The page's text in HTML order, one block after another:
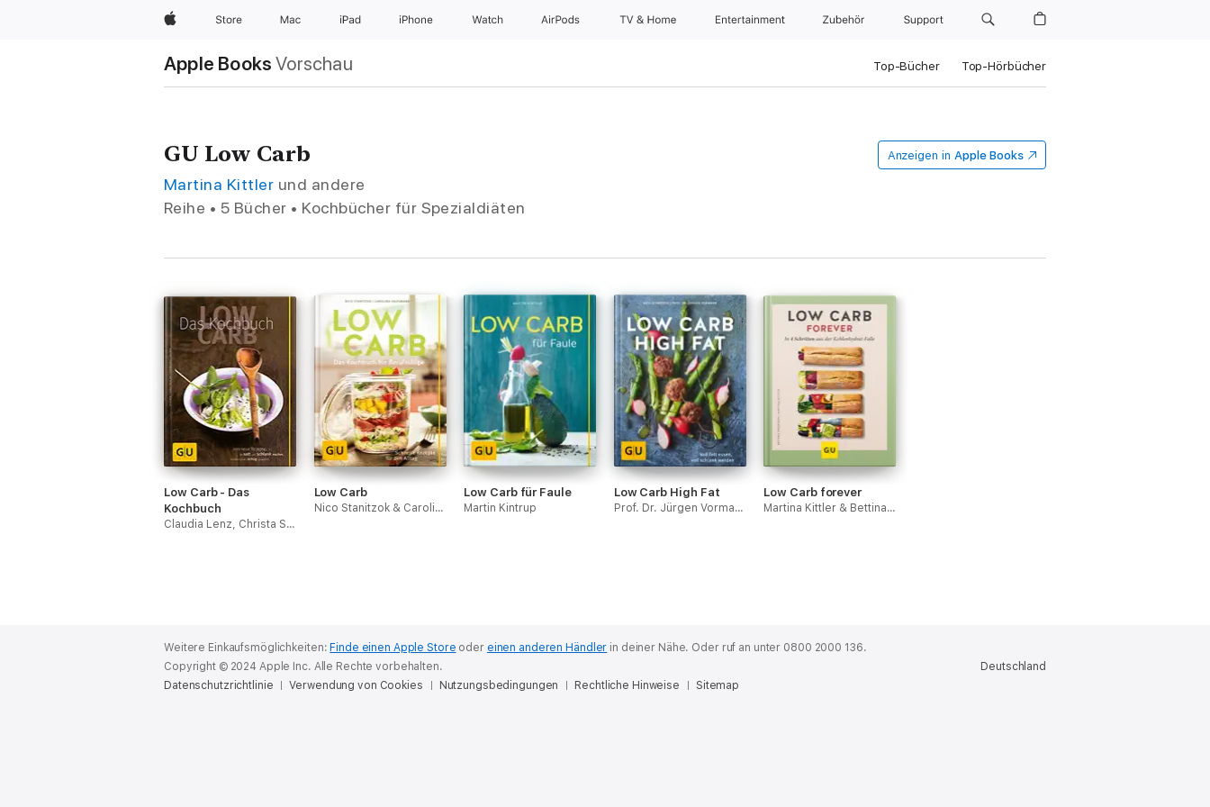
Apple Store Mac iPad iPhone Watch AirPods TV & Home Entertainment Zubehör Support
Apple Books Vorschau Top-Bücher Top-Hörbücher
GU Low Carb
Martina Kittler und andere
Reihe • 5 Bücher • Kochbücher für Spezialdiäten
Anzeigen in Apple Books
Low Carb - Das
Kochbuch
Claudia Lenz, Christa Schmedes, Doris Muliar, Gregor Velske & Elisabeth Fischer
Low Carb
Nico Stanitzok & Carolina Hausmann
Low Carb für Faule
Martin Kintrup
Low Carb High Fat
Prof. Dr. Jürgen Vormann & Nico Stanitzok
Low Carb forever
Martina Kittler & Bettina Snowdon
Weitere Einkaufsmöglichkeiten: Finde einen Apple Store oder einen anderen Händler in deiner Nähe. Oder ruf an unter 0800 2000 136.
Deutschland
Copyright © 2024 Apple Inc. Alle Rechte vorbehalten.
Datenschutzrichtlinie
Verwendung von Cookies Nutzungsbedingungen Rechtliche Hinweise Sitemap